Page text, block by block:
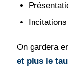
On gardera
et plus le